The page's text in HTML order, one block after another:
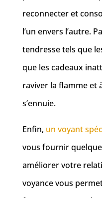
reconnecter et
l’un envers l’autre.
tendresse tels que
que les cadeaux
raviver la flamme et
s’ennuie.
Enfin, un voyant
vous fournir
améliorer votre
voyance vous